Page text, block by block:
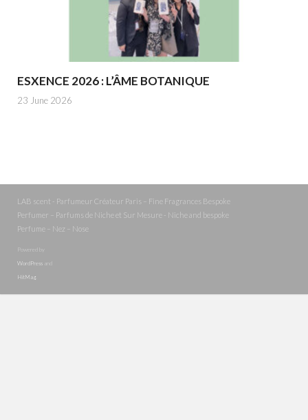
ESXENCE 2026 : L’ÂME BOTANIQUE
23 June 2026
LAB scent - Parfumeur Créateur Paris – Fine Fragrances Bespoke
Perfumer – Parfums de Niche et Sur Mesure - Niche and bespoke
Perfume – Nez – Nose
Powered by
WordPress and
HitMag